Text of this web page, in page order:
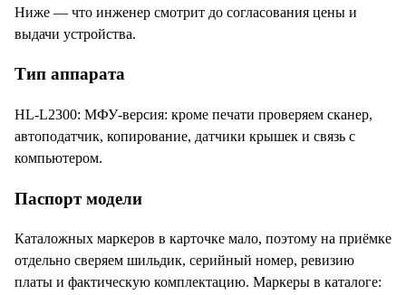
Ниже — что инженер смотрит до согласования цены и
выдачи устройства.
Тип аппарата
HL-L2300: МФУ-версия: кроме печати проверяем сканер,
автоподатчик, копирование, датчики крышек и связь с
компьютером.
Паспорт модели
Каталожных маркеров в карточке мало, поэтому на приёмке
отдельно сверяем шильдик, серийный номер, ревизию
платы и фактическую комплектацию. Маркеры в каталоге: